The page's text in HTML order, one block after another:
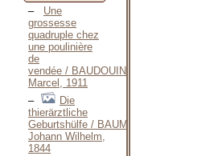
Une
grossesse
quadruple chez
une poulinière
de
vendée / BAUDOUIN
Marcel, 1911
Die
thierärztliche
Geburtshülfe / BAUMEISTER
Johann Wilhelm,
1844